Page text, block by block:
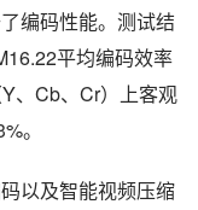
编码性能。测试结
平均编码效率
、Cb、Cr）上客观
。
以及智能视频压缩